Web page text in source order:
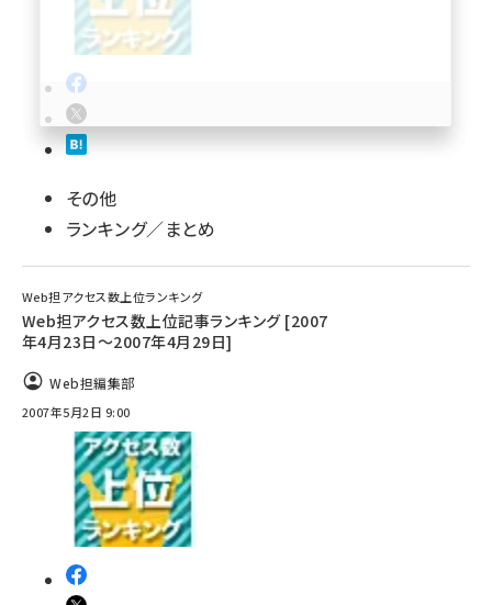
llmo (1171)
その他
ランキング／まとめ
Web担アクセス数上位ランキング
Web担アクセス数上位記事ランキング [2007
年4月23日～2007年4月29日]
Web担編集部
2007年5月2日 9:00